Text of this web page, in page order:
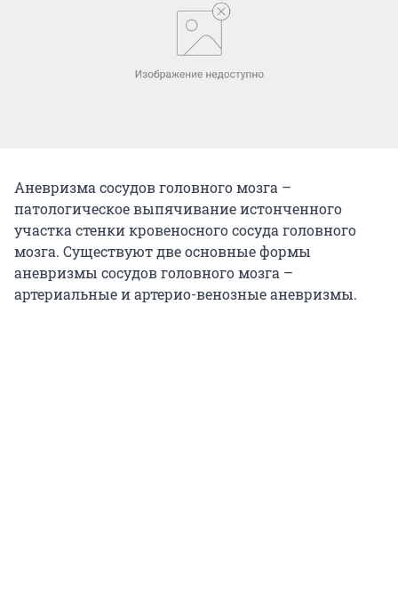
Аневризма сосудов головного мозга –
патологическое выпячивание истонченного
участка стенки кровеносного сосуда головного
мозга. Существуют две основные формы
аневризмы сосудов головного мозга –
артериальные и артерио-венозные аневризмы.